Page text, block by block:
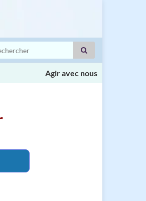
for:
Agir avec nous